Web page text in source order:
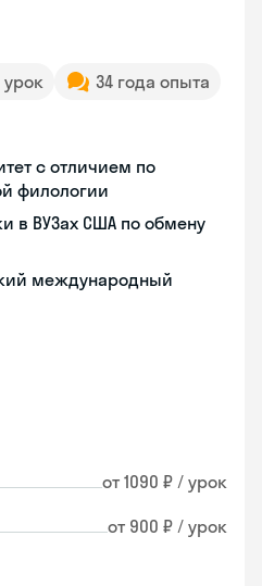
урок
34 года опыта
с отличием по
филологии
в ВУЗах США по обмену
международный
от 1090 ₽ / урок
от 900 ₽ / урок